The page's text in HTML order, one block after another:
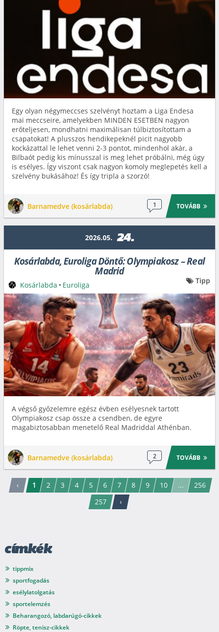
Egy olyan négymeccses szelvényt hoztam a Liga Endesa
mai meccseire, amelyekben MINDEN ESETBEN nagyon
erőteljesen, mondhatni maximálisan túlbiztosítottam a
csapatokat! A plusszos hendikepeknél picit nagyobb
kockázattal le lehet venni 2-3 pontot, mindenhol akár, a
Bilbaót pedig kis mínusszal is meg lehet próbálni, még úgy
is esélyes. Így viszont csak nagyon komoly meglepetés kell a
szelvény bukásához! És így tripla a szorzó!
Barnamedve (kosárlabda) 1 TOVÁBB
2026.05. 24.
Kosárlabda, Euroliga Döntő: Olympiakosz – Real
Madrid
A végső győzelemre egész évben esélyesnek tartott
Olympiakosz csap össze a csendben, de egyre
magabiztosabban menetelő Real Madriddal Athénban.
Barnamedve (kosárlabda) 2 TOVÁBB
Kosárlabda • Euroliga Tipp
‹ 1 2 3 4 5 6 7 8 9 10 ...
256
257
›
címkék
tippmix
sportfogadás
esélylatolgatás
sportelemzés
Beharangozó, labdarúgó-cikkek
Röpte, tenisz-cikkek